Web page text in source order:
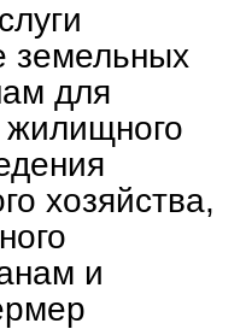
земельных
для
жилищного
хозяйства,
и